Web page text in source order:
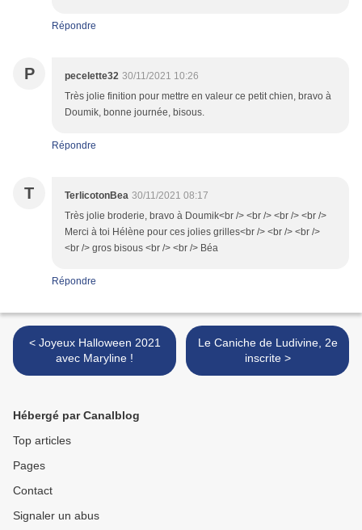
Répondre
P pecelette32 30/11/2021 10:26
Très jolie finition pour mettre en valeur ce petit chien, bravo à
Doumik, bonne journée, bisous.
Répondre
T TerlicotonBea 30/11/2021 08:17
Très jolie broderie, bravo à Doumik<br /> <br /> <br /> <br />
Merci à toi Hélène pour ces jolies grilles<br /> <br /> <br />
<br /> gros bisous <br /> <br /> Béa
Répondre
< Joyeux Halloween 2021
avec Maryline !
Le Caniche de Ludivine, 2e
inscrite >
Hébergé par Canalblog
Top articles
Pages
Contact
Signaler un abus